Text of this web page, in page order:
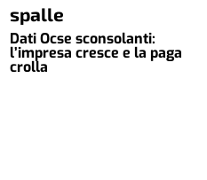
spalle
Dati Ocse sconsolanti:
l’impresa cresce e la paga
crolla